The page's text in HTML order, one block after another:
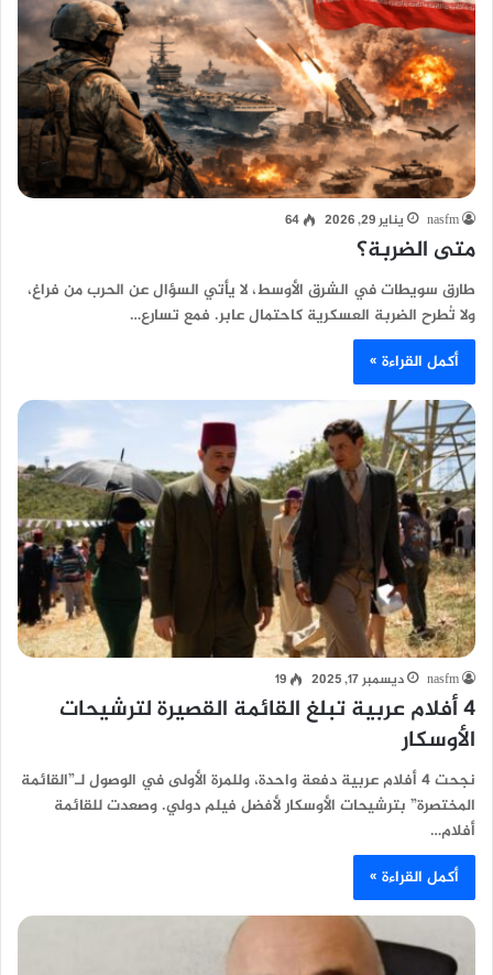
nasfm يناير 29, 2026 64
متى الضربة؟
طارق سويطات في الشرق الأوسط، لا يأتي السؤال عن الحرب من فراغ،
ولا تُطرح الضربة العسكرية كاحتمال عابر. فمع تسارع…
أكمل القراءة »
nasfm ديسمبر 17, 2025 19
4 أفلام عربية تبلغ القائمة القصيرة لترشيحات
الأوسكار
نجحت 4 أفلام عربية دفعة واحدة، وللمرة الأولى في الوصول لـ”القائمة
المختصرة” بترشيحات الأوسكار لأفضل فيلم دولي. وصعدت للقائمة
أفلام…
أكمل القراءة »